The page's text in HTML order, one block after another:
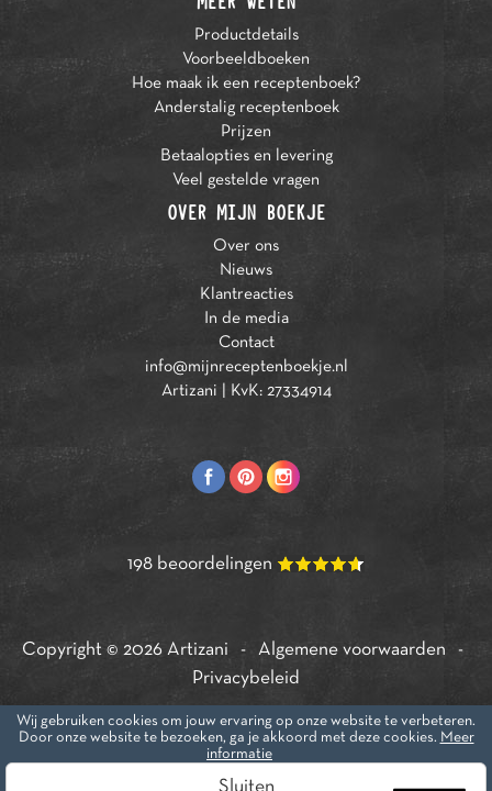
Wij gebruiken cookies om jouw ervaring op onze website te verbeteren.
Door onze website te bezoeken, ga je akkoord met deze cookies. Meer
informatie
Sluiten
Productdetails
Voorbeeldboeken
Hoe maak ik een receptenboek?
Anderstalig receptenboek
Prijzen
Betaalopties en levering
Veel gestelde vragen
OVER MIJN BOEKJE
Over ons
Nieuws
Klantreacties
In de media
Contact
info@mijnreceptenboekje.nl
Artizani | KvK: 27334914
198 beoordelingen
Copyright © 2026 Artizani - Algemene voorwaarden -
Privacybeleid
Onderdeel van Mijn Boekje . Kijk ook eens op:Mijn
Vriendenboekje.nl